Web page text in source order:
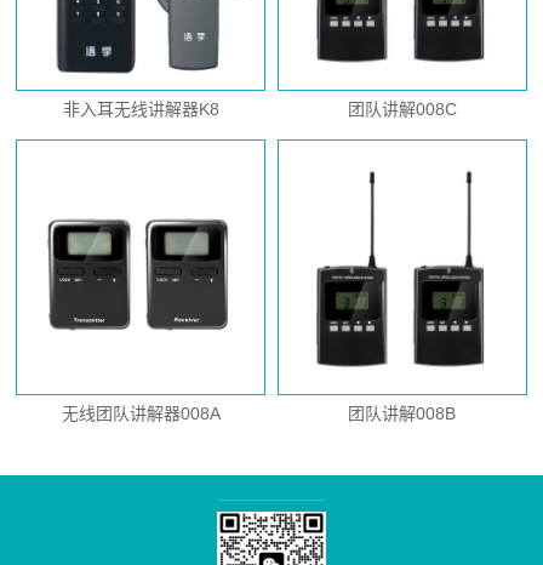
非入耳无线讲解器K8 团队讲解008C
无线团队讲解器008A 团队讲解008B